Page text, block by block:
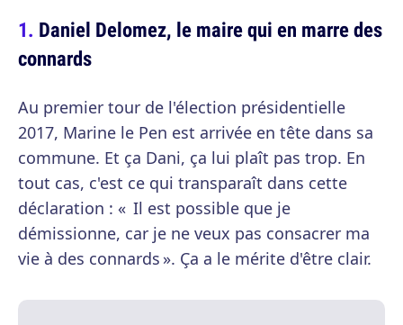
Daniel Delomez, le maire qui en marre des
connards
Au premier tour de l'élection présidentielle
2017, Marine le Pen est arrivée en tête dans sa
commune. Et ça Dani, ça lui plaît pas trop. En
tout cas, c'est ce qui transparaît dans cette
déclaration : « Il est possible que je
démissionne, car je ne veux pas consacrer ma
vie à des connards ». Ça a le mérite d'être clair.